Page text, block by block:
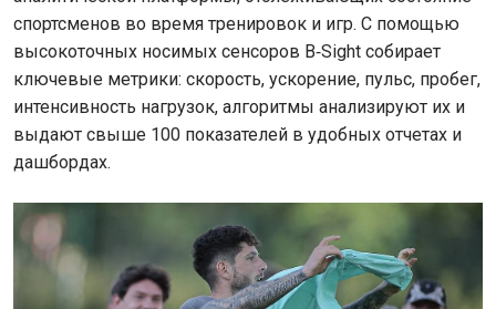
спортсменов во время тренировок и игр. С помощью
высокоточных носимых сенсоров B‑Sight собирает
ключевые метрики: скорость, ускорение, пульс, пробег,
интенсивность нагрузок, алгоритмы анализируют их и
выдают свыше 100 показателей в удобных отчетах и
дашбордах.